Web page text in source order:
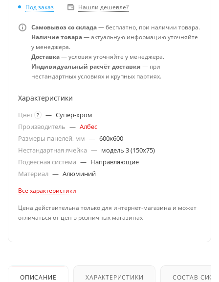
Под заказ Нашли дешевле?
Самовывоз со склада— бесплатно, при наличии товара.
Наличие товара— актуальную информацию уточняйте
у менеджера.
Доставка— условия уточняйте у менеджера.
Индивидуальный расчёт доставки — при
нестандартных условиях и крупных партиях.
Характеристики
Цвет ? — Супер-хром
Производитель — Албес
Размеры панелей, мм — 600x600
Нестандартная ячейка — модель 3 (150х75)
Подвесная система — Направляющие
Материал — Алюминий
Все характеристики
Цена действительна только для интернет-магазина и может
отличаться от цен в розничных магазинах
ОПИСАНИЕ ХАРАКТЕРИСТИКИ СОСТАВ